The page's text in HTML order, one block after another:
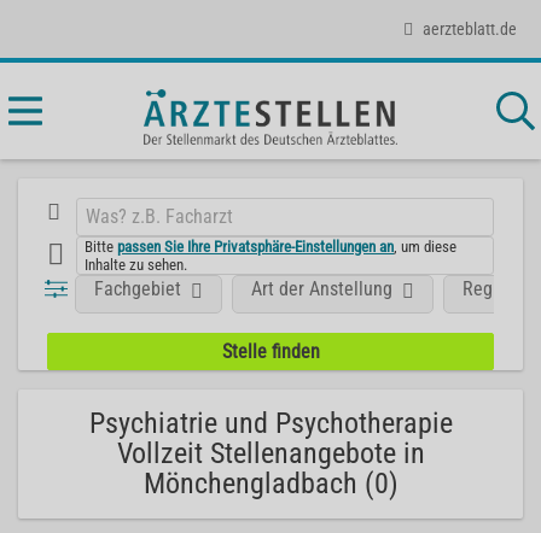
aerzteblatt.de
Bittepassen Sie Ihre Privatsphäre-Einstellungen an , um diese
Inhalte zu sehen.
Fachgebiet Art der Anstellung Region
Psychiatrie und Psychotherapie
Vollzeit Stellenangebote in
Mönchengladbach (0)